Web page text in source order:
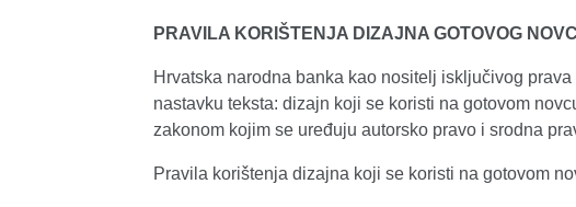
PRAVILA KORIŠTENJA DIZAJNA GOTOVOG
Hrvatska narodna banka kao nositelj isključivog
nastavku teksta: dizajn koji se koristi na gotovom
zakonom kojim se uređuju autorsko pravo i srodna
Pravila korištenja dizajna koji se koristi na gotovom